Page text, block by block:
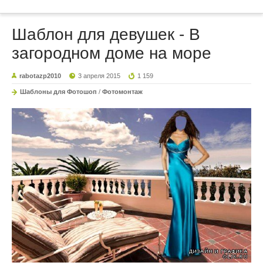
Шаблон для девушек - В
загородном доме на море
rabotazp2010 3 апреля 2015 1 159
Шаблоны для Фотошоп / Фотомонтаж